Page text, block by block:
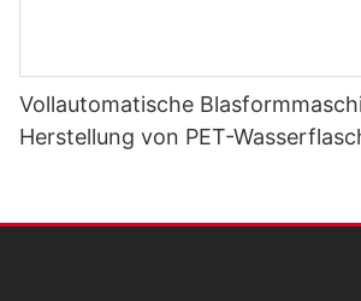
Vollautomatische
Herstellung von PET-